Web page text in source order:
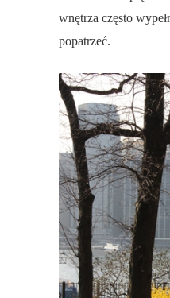
wnętrza często
popatrzeć.